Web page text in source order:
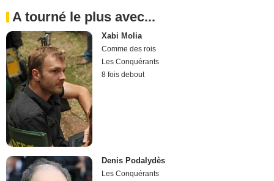
A tourné le plus avec...
Xabi Molia
Comme des rois
Les Conquérants
8 fois debout
Denis Podalydès
Les Conquérants